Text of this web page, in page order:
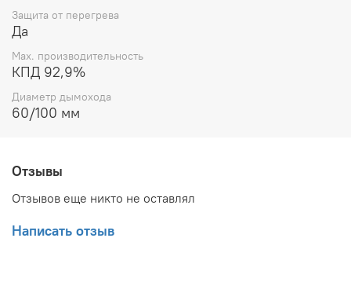
Защита от перегрева
Да
Max. производительность
КПД 92,9%
Диаметр дымохода
60/100 мм
Отзывы
Отзывов еще никто не оставлял
Написать отзыв